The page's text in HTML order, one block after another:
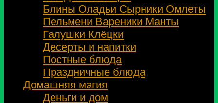
Блины Оладьи Сырники Омлеты
Пельмени Вареники Манты
Галушки Клёцки
Десерты и напитки
Постные блюда
Праздничные блюда
Домашняя магия
Деньги и дом